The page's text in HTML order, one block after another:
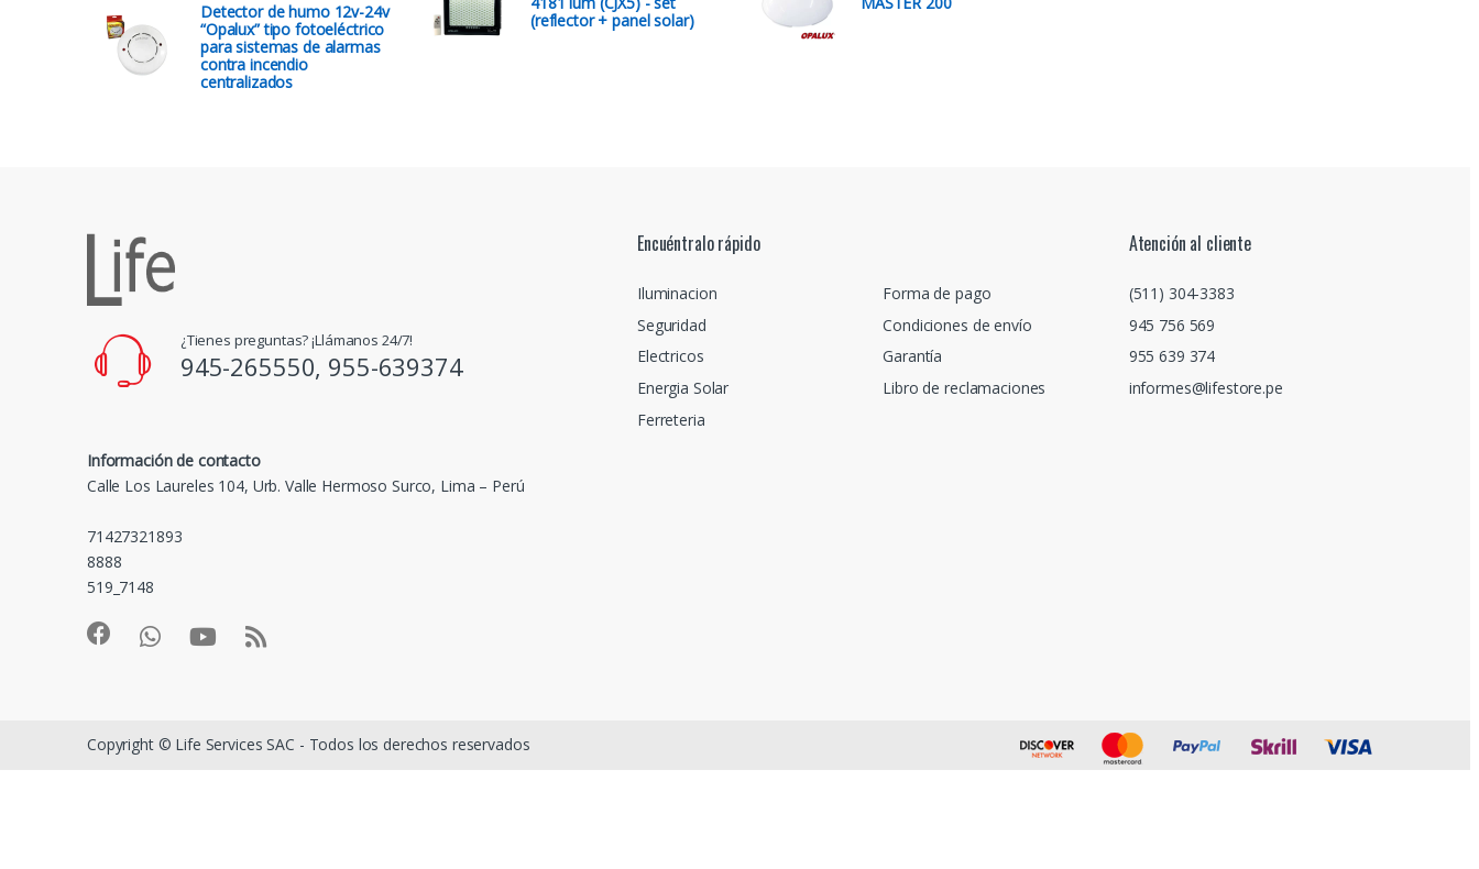
Detector de humo 12v-24v
“Opalux” tipo fotoeléctrico
para sistemas de alarmas
contra incendio
centralizados
(reflector + panel solar)
¿Tienes preguntas? ¡Llámanos 24/7!
945-265550, 955-639374
Información de contacto
Calle Los Laureles 104, Urb. Valle Hermoso Surco, Lima – Perú
71427321893
8888
519_7148
Encuéntralo rápido
Iluminacion
Seguridad
Electricos
Energia Solar
Ferreteria
Forma de pago
Condiciones de envío
Garantía
Libro de reclamaciones
Atención al cliente
(511) 304-3383
945 756 569
955 639 374
informes@lifestore.pe
Copyright © Life Services SAC - Todos los derechos reservados